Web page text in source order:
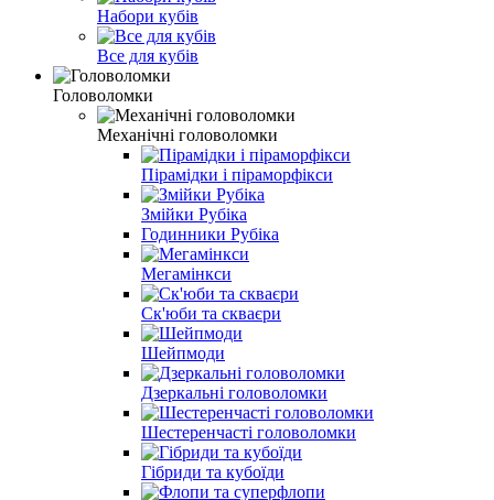
Набори кубів
Все для кубів
Головоломки
Механічні головоломки
Пірамідки і піраморфікси
Змійки Рубіка
Годинники Рубіка
Мегамінкси
Ск'юби та скваєри
Шейпмоди
Дзеркальні головоломки
Шестеренчасті головоломки
Гібриди та кубоїди